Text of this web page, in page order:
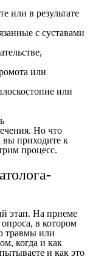
или в результате
с суставами
или
или
Но что
вы приходите к
процесс.
этап. На приеме
в котором
травмы или
когда и как
и как это